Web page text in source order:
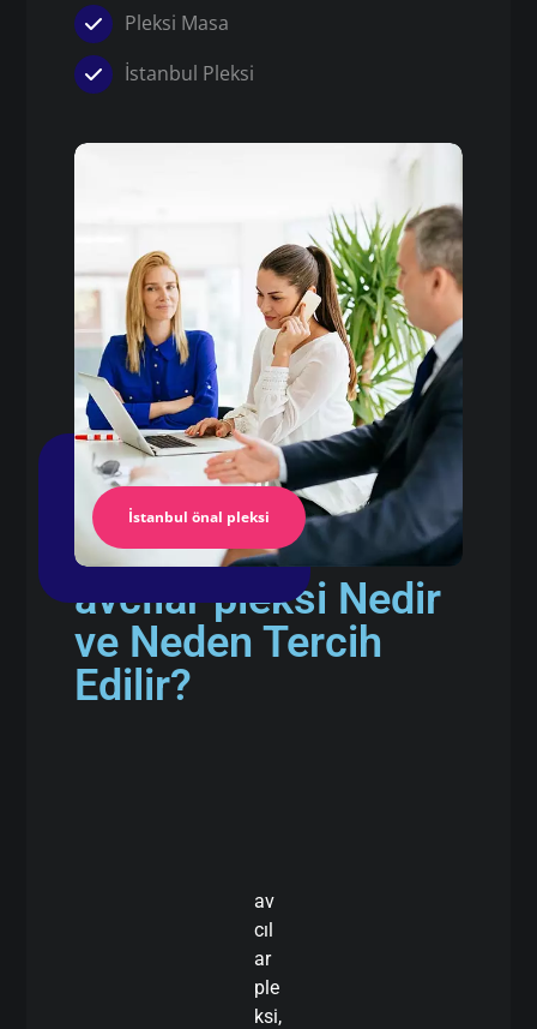
İstanbul önal pleksi
Pleksi Masa
İstanbul Pleksi
avcılar pleksi Nedir
ve Neden Tercih
Edilir?
av
cıl
ar
ple
ksi,